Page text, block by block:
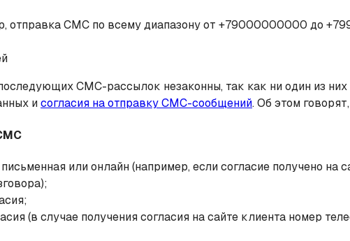
отправка СМС по всему диапазону от +79000000000 до
СМС-рассылок незаконны, так как ни один из
исогласия на отправку СМС-сообщений. Об этом
или онлайн (например, если согласие получено на
(в случае получения согласия на сайте клиента номер